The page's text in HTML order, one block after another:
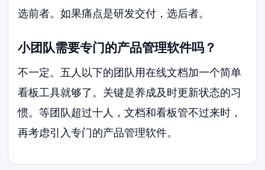
选前者。如果痛点是研发交付，选后者。
小团队需要专门的产品管理软件吗？
不一定。五人以下的团队用在线文档加一个简单
看板工具就够了。关键是养成及时更新状态的习
惯。等团队超过十人，文档和看板管不过来时，
再考虑引入专门的产品管理软件。